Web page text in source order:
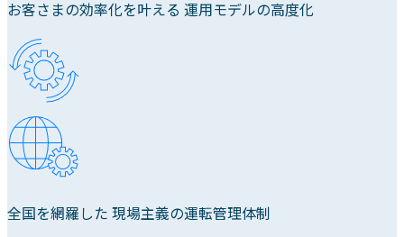
お客さまの効率化を叶える 運用モデルの高度化
全国を網羅した 現場主義の運転管理体制